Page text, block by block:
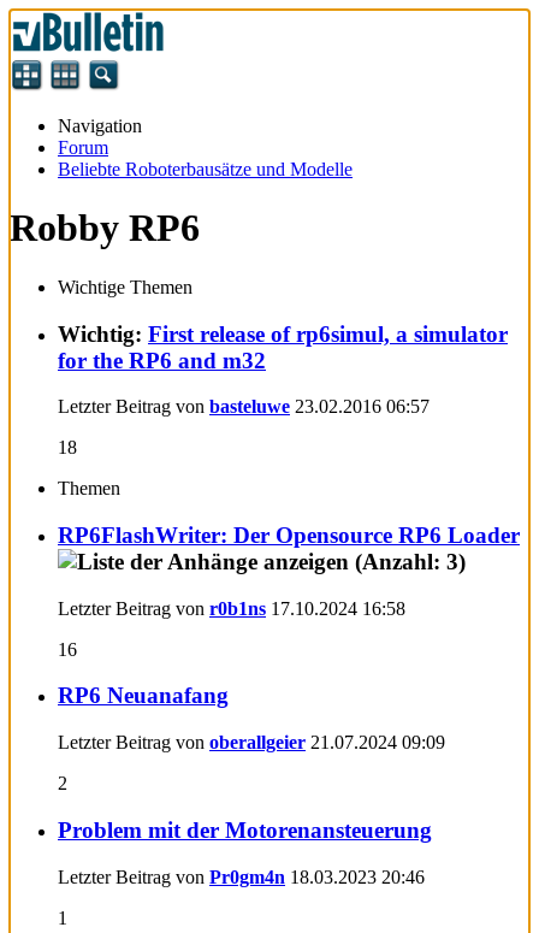
Navigation
Forum
Beliebte Roboterbausätze und Modelle
Robby RP6
Wichtige Themen
Wichtig: First release of rp6simul, a simulator
for the RP6 and m32
Letzter Beitrag von basteluwe 23.02.2016 06:57
18
Themen
RP6FlashWriter: Der Opensource RP6 Loader
Letzter Beitrag von r0b1ns 17.10.2024 16:58
16
RP6 Neuanafang
Letzter Beitrag von oberallgeier 21.07.2024 09:09
2
Problem mit der Motorenansteuerung
Letzter Beitrag von Pr0gm4n 18.03.2023 20:46
1